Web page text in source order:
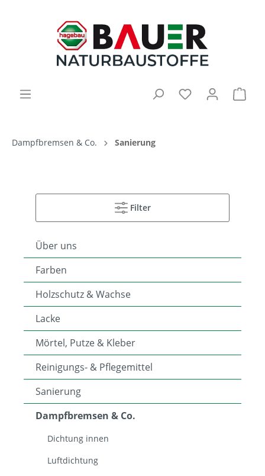
Dampfbremsen & Co. Sanierung
Filter
Über uns
Farben
Holzschutz & Wachse
Lacke
Mörtel, Putze & Kleber
Reinigungs- & Pflegemittel
Sanierung
Dampfbremsen & Co.
Dichtung innen
Luftdichtung